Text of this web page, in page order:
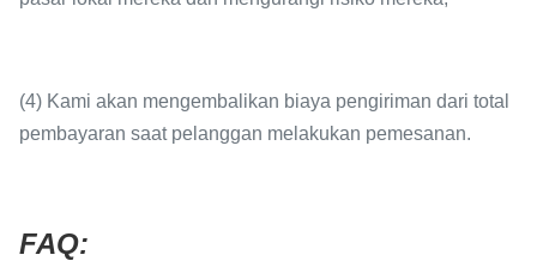
(4) Kami akan mengembalikan biaya pengiriman dari total
pembayaran saat pelanggan melakukan pemesanan.
FAQ: